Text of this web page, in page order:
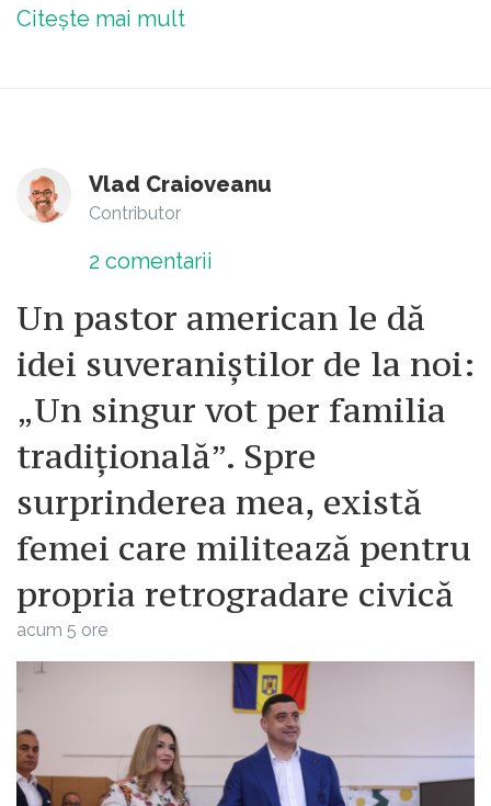
Citește mai mult
Vlad Craioveanu
Contributor
2 comentarii
Un pastor american le dă
idei suveraniștilor de la noi:
„Un singur vot per familia
tradițională”. Spre
surprinderea mea, există
femei care militează pentru
propria retrogradare civică
acum 5 ore